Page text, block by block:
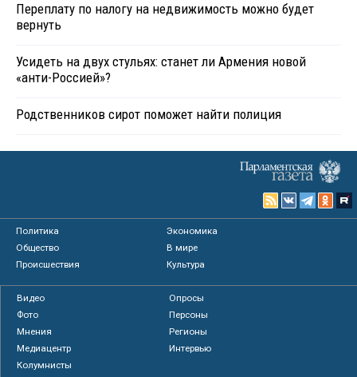
Переплату по налогу на недвижимость можно будет
вернуть
Усидеть на двух стульях: станет ли Армения новой
«анти-Россией»?
Родственников сирот поможет найти полиция
Политика
Экономика
Общество
В мире
Происшествия
Культура
Видео
Опросы
Фото
Персоны
Мнения
Регионы
Медиацентр
Интервью
Колумнисты